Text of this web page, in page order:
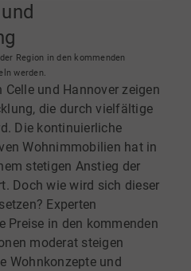
Region in den kommenden
werden.
und Hannover zeigen
die durch vielfältige
Die kontinuierliche
Wohnimmobilien hat in
stetigen Anstieg der
Doch wie wird sich dieser
Experten
Preise in den kommenden
moderat steigen
Wohnkonzepte und